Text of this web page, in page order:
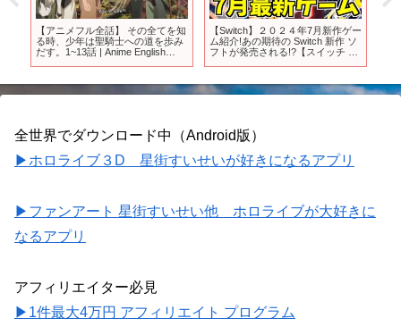
【TVアニメ】『VTuberなんだが
配信切り忘れたら伝説になって
た』第1弾PV【ぶいでん】
TVアニメ『俺は全てを【パリイ】
する〜逆勘違いの世界最強は冒険
者になりたい〜』ノンクレジット
メドリーム】 (CV:鈴木杏奈)
全世界でダウンロード中（Android版）
▶ホロライブ３D 星街すいせいが好きになるアプリ
▶ファンアート 星街すいせい他 ホロライブが大好きに
なるアプリ
アフィリエイター必見
▶1件最大4万円 アフィリエイト プログラム